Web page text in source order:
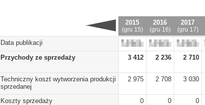
2015
(gru 15)
2016
(gru 16)
2017
(gru 17)
Data publikacji
Przychody ze sprzedaży
3 412 2 236 2 710
Techniczny koszt wytworzenia produkcji
sprzedanej
2 975 2 708 3 030
Koszty sprzedaży 0 0 0